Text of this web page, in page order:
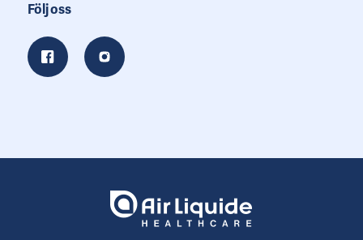
Följ oss